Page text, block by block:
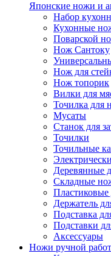
Японские ножи и
Набор
Кухонные
Поварской
Нож Сантоку
Нож для
Нож топорик
Вилки для
Точилка для
Мусаты
Станок для
Точилки
Точильные
Деревянные
Складные
Пластиковые
Держатель
Подставка
Подставки
Аксессуары
Ножи ручной